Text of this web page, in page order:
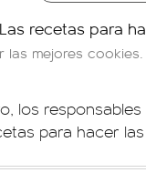
mejores cookies.
los
para hacer